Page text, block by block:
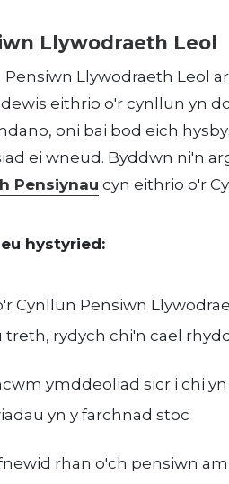
Llywodraeth Leol
Llywodraeth Leol
eithrio o'r cynllun yn
oni bai bod eich
ei wneud. Byddwn ni'n
Pensiynau cyn eithrio o'r
hystyried:
Cynllun Pensiwn
treth, rydych chi'n cael
ymddeoliad sicr i chi
yn y farchnad stoc
rhan o'ch pensiwn